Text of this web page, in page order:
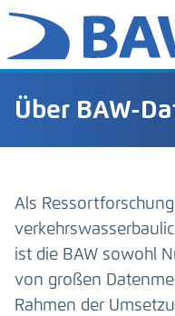
Über BAW-
Als
ist die BAW sowohl
von großen
Rahmen der